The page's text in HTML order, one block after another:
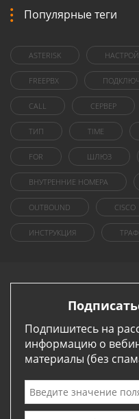
Популярные теги
ASTERISK
FREEPBX
CALL СЕРВЕР
ТИП TIME
FOR ШЛЮЗ
ВНУТРЕННИЕ НОМЕРА
OUTBOUND CISCO
ИНСТРУКЦИЯ
Подпишитесь на
информацию о
материалы (без